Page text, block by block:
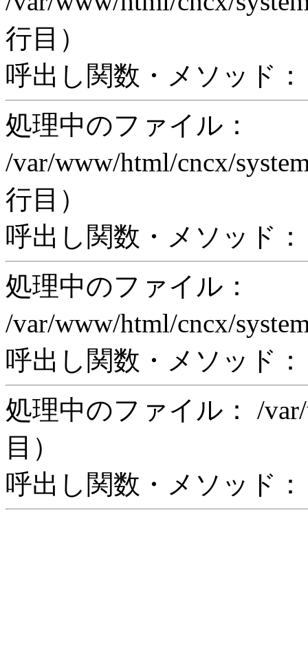
行目）
呼出し関数・メソッド：
処理中のファイル：
/var/www/html/cncx/
行目）
呼出し関数・メソッド：
処理中のファイル：
/var/www/html/cncx/
呼出し関数・メソッド：
処理中のファイル： /
目）
呼出し関数・メソッド：